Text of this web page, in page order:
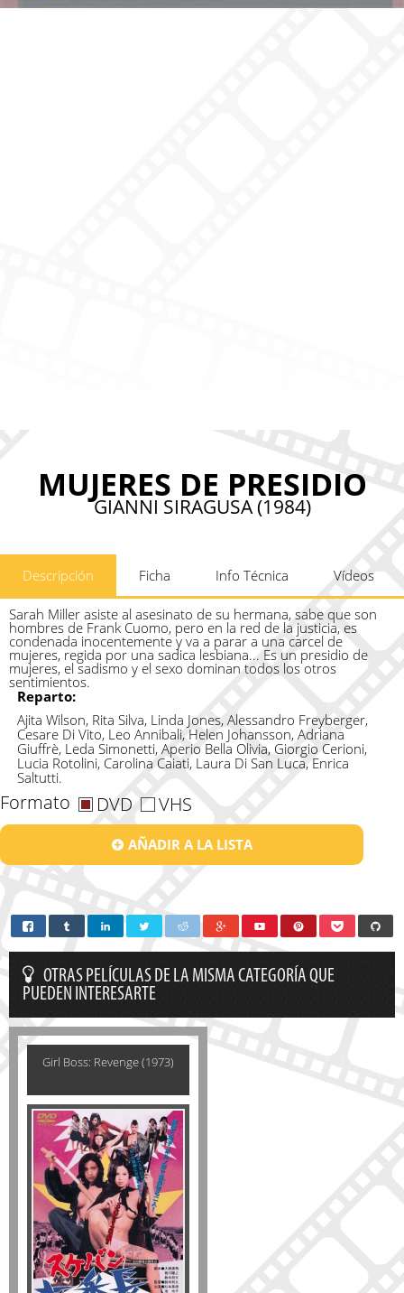
MUJERES DE PRESIDIO
GIANNI SIRAGUSA (1984)
Descripción Ficha Info Técnica Vídeos
Sarah Miller asiste al asesinato de su hermana, sabe que son
hombres de Frank Cuomo, pero en la red de la justicia, es
condenada inocentemente y va a parar a una carcel de
mujeres, regida por una sadica lesbiana... Es un presidio de
mujeres, el sadismo y el sexo dominan todos los otros
sentimientos.
Reparto:
Ajita Wilson, Rita Silva, Linda Jones, Alessandro Freyberger,
Cesare Di Vito, Leo Annibali, Helen Johansson, Adriana
Giuffrè, Leda Simonetti, Aperio Bella Olivia, Giorgio Cerioni,
Lucia Rotolini, Carolina Caiati, Laura Di San Luca, Enrica
Saltutti.
Formato DVD VHS
AÑADIR A LA LISTA
OTRAS PELÍCULAS DE LA MISMA CATEGORÍA QUE
PUEDEN INTERESARTE
Girl Boss: Revenge (1973)